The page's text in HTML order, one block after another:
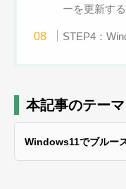
ーを更新する
STEP4：
本記事のテーマ
Windows11でブルー